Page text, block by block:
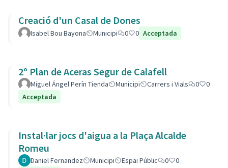
Creació d'un Casal de Dones
Isabel Bou Bayona Municipi 0 0 Acceptada
2º Plan de Aceras Segur de Calafell
Miguel Ángel Perín Tienda Municipi Carrers i Vials 0
0
Acceptada
Instal·lar jocs d'aigua a la Plaça Alcalde
Romeu
Daniel Fernandez Municipi Espai Públic 0
0